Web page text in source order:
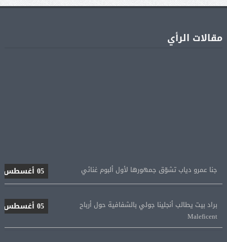
مقالات الرأي
Maleficent